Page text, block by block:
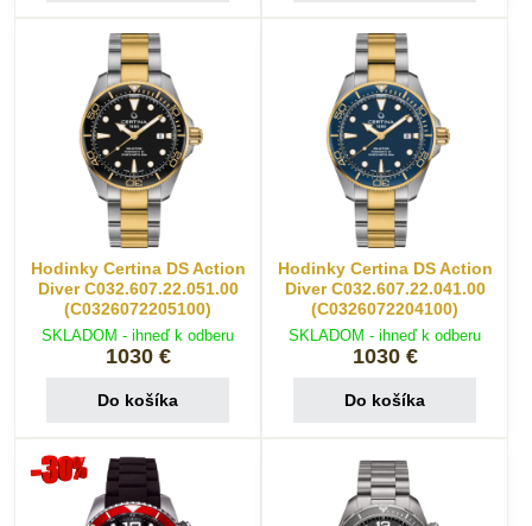
Hodinky Certina DS Action
Diver C032.607.22.051.00
(C0326072205100)
SKLADOM - ihneď k odberu
1030 €
Do košíka
Hodinky Certina DS Action
Diver C032.607.22.041.00
(C0326072204100)
SKLADOM - ihneď k odberu
1030 €
Do košíka